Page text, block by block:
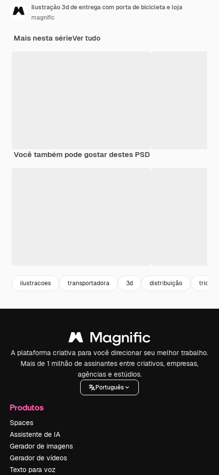
Ilustração 3d de entrega com porta de bicicleta e loja
magnific
Mais nesta sérieVer tudo
Você também pode gostar destes PSD
ilustracoes transportadora 3d distribuição
A plataforma criativa para você direcionar seu melhor trabalho.
Mais de 1 milhão de assinantes entre criativos, empresas,
agências e estúdios.
Português
Produtos
Spaces
Assistente de IA
Gerador de imagens
Gerador de vídeos
Texto para voz